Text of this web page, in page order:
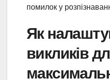
помилок у
Як
викликів